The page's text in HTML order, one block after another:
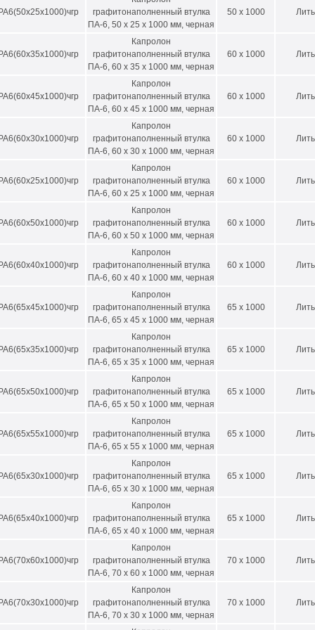
ВТУЛОК С ДЛИНОЙ 1000 мм
D внутренний min-max, мм*
25-40
30-55
30-60
30-55
30-60
30-70
30-80
50-90
50-95
50-100
50-105
50-115
50-125
50-140
50-150
50-160
50-165
графитонаполненный втулка
ПА-6, 50 х 25 х 1000 мм, черная
50 x 1000
Капролон
графитонаполненный втулка
ПА-6, 60 х 35 х 1000 мм, черная
60 x 1000
Капролон
графитонаполненный втулка
ПА-6, 60 х 45 х 1000 мм, черная
60 x 1000
Капролон
графитонаполненный втулка
ПА-6, 60 х 30 х 1000 мм, черная
60 x 1000
Капролон
графитонаполненный втулка
ПА-6, 60 х 25 х 1000 мм, черная
60 x 1000
Капролон
графитонаполненный втулка
ПА-6, 60 х 50 х 1000 мм, черная
60 x 1000
Капролон
графитонаполненный втулка
ПА-6, 60 х 40 х 1000 мм, черная
60 x 1000
Капролон
графитонаполненный втулка
ПА-6, 65 х 45 х 1000 мм, черная
65 x 1000
Капролон
графитонаполненный втулка
ПА-6, 65 х 35 х 1000 мм, черная
65 x 1000
Капролон
графитонаполненный втулка
ПА-6, 65 х 50 х 1000 мм, черная
65 x 1000
Капролон
графитонаполненный втулка
ПА-6, 65 х 55 х 1000 мм, черная
65 x 1000
Капролон
графитонаполненный втулка
ПА-6, 65 х 30 х 1000 мм, черная
65 x 1000
Капролон
графитонаполненный втулка
ПА-6, 65 х 40 х 1000 мм, черная
65 x 1000
Капролон
графитонаполненный втулка
ПА-6, 70 х 60 х 1000 мм, черная
70 x 1000
Капролон
графитонаполненный втулка
ПА-6, 70 х 30 х 1000 мм, черная
70 x 1000